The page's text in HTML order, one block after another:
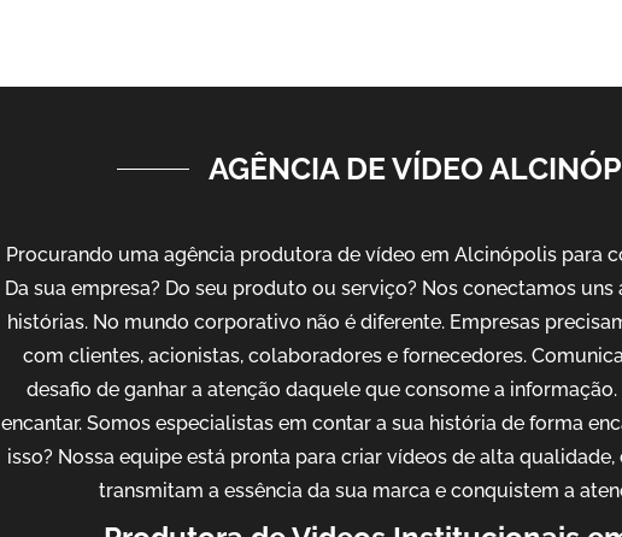
AGÊNCIA DE VÍDEO
Procurando uma agência produtora de vídeo em Alcinópolis para
Da sua empresa? Do seu produto ou serviço? Nos conectamos
histórias. No mundo corporativo não é diferente. Empresas
com clientes, acionistas, colaboradores e fornecedores.
desafio de ganhar a atenção daquele que consome a
encantar. Somos especialistas em contar a sua história de forma
isso? Nossa equipe está pronta para criar vídeos de alta
transmitam a essência da sua marca e conquistem a